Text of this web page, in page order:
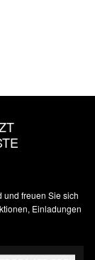
und freuen Sie sich
Einladungen